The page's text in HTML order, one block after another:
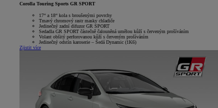
Corolla Touring Sports GR SPORT
17“ a 18“ kola s broušenými povrchy
Tmavý chromový rastr masky chladiče
Jedinečný zadní difuzor GR SPORT
Sedadla GR SPORT částečně čalouněná umělou kůží s červeným prošíváním
Volant obšitý perforovanou kůží s červeným prošíváním
Jedinečný odstín karoserie – Šedá Dynamic (1K6)
Zjistit více